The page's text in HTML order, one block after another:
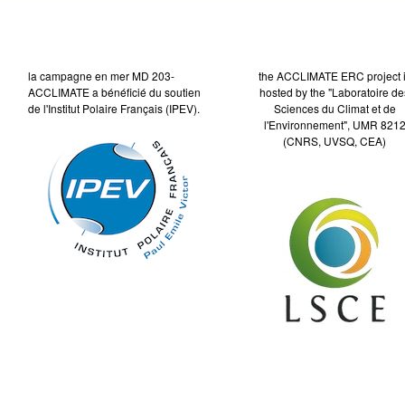
la campagne en mer MD 203-
ACCLIMATE a bénéficié du soutien
de l'Institut Polaire Français (IPEV).
the ACCLIMATE ERC project
hosted by the "Laboratoire
Sciences du Climat et de
l'Environnement", UMR 8212
(CNRS, UVSQ, CEA)